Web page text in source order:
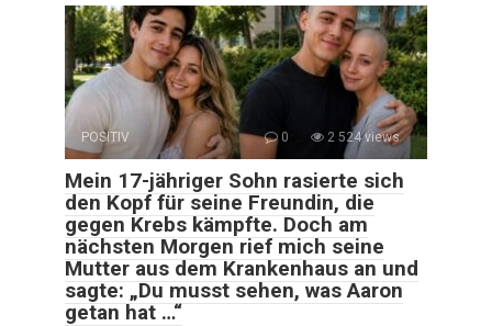
POSITIV 0 2 524 views
Mein 17-jähriger Sohn rasierte sich
den Kopf für seine Freundin, die
gegen Krebs kämpfte. Doch am
nächsten Morgen rief mich seine
Mutter aus dem Krankenhaus an und
sagte: „Du musst sehen, was Aaron
getan hat …“